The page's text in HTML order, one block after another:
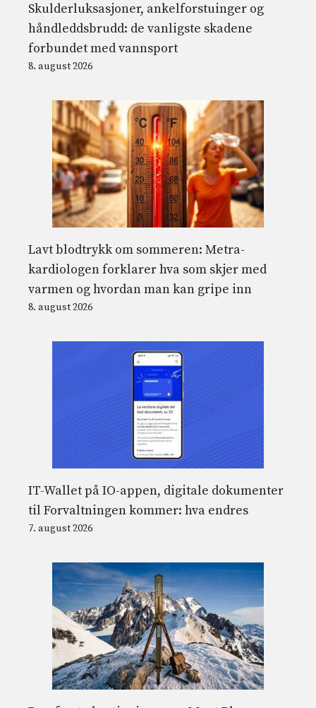
Skulderluksasjoner, ankelforstuinger og
håndleddsbrudd: de vanligste skadene
forbundet med vannsport
8. august 2026
Lavt blodtrykk om sommeren: Metra-
kardiologen forklarer hva som skjer med
varmen og hvordan man kan gripe inn
8. august 2026
IT-Wallet på IO-appen, digitale dokumenter
til Forvaltningen kommer: hva endres
7. august 2026